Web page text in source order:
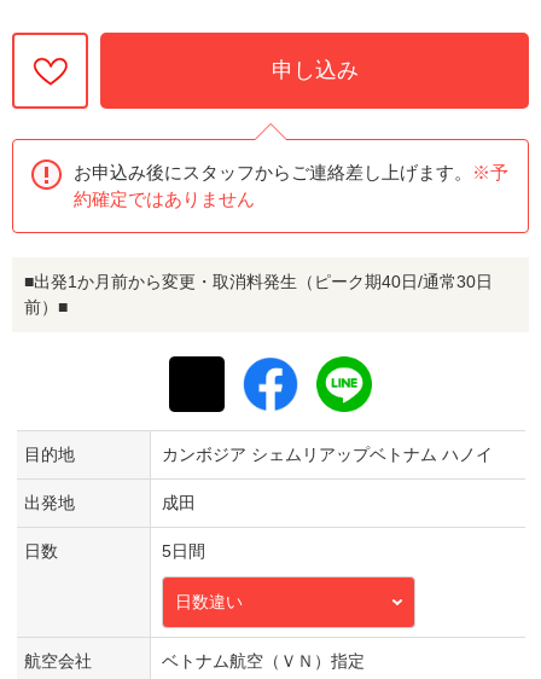
申し込み
お申込み後にスタッフからご連絡差し上げます。
※予
約確定ではありません
■出発1か月前から変更・取消料発生（ピーク期40日/通常30日
前）■
目的地 カンボジア シェムリアップベトナム ハノイ
出発地 成田
日数 5日間
日数違い
航空会社 ベトナム航空（ＶＮ）指定